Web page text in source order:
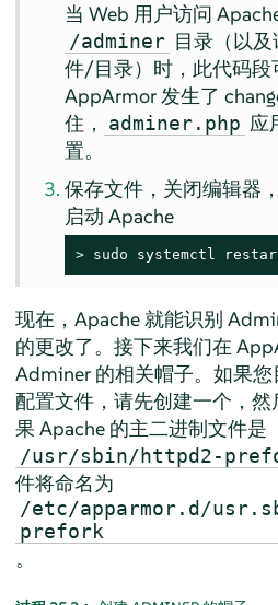
当 Web 用户访问
/adminer 目录（以
件/目录）时，此代码段
AppArmor发生了
住， adminer.php 应
置。
保存文件，关闭编辑器
启动 Apache
> sudo systemctl
现在，Apache 就能识别
的更改了。接下来我们在
Adminer 的相关帽子。如果
配置文件，请先创建一个，
果 Apache 的主二进制文件是
/usr/sbin/httpd2-
件将命名为
/etc/apparmor.d/
prefork
。